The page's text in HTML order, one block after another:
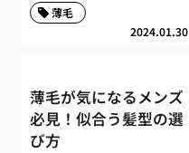
2024.01.30
薄毛
薄毛が気になるメンズ
必見！似合う髪型の選
び方